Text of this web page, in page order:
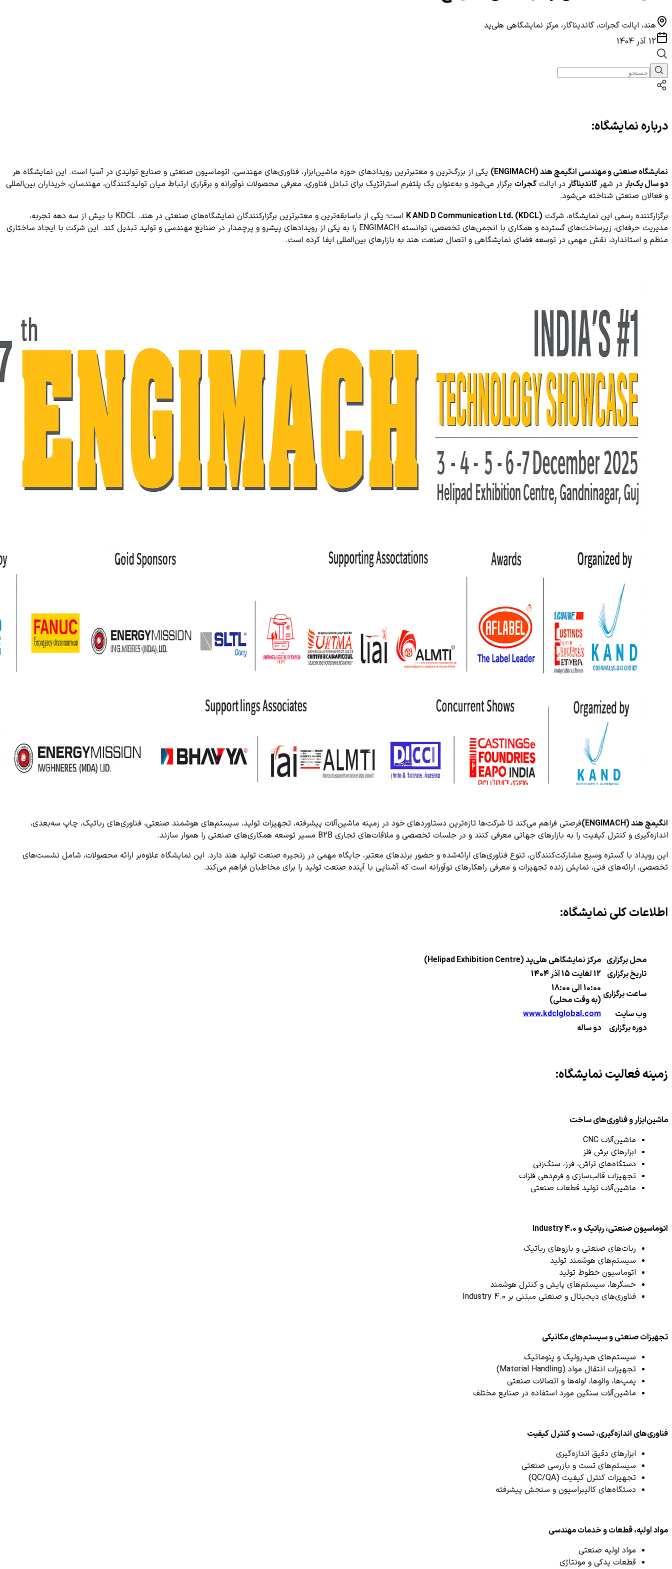
هند، ایالت گجرات، گاندیناگار، مرکز نمایشگاهی هلی‌پد
12 آذر 1404
درباره نمایشگاه:
نمایشگاه صنعتی و مهندسی انگیمچ هند (ENGIMACH)
یکی از بزرگ‌ترین و معتبرترین رویدادهای حوزه ماشین‌ابزار، فناوری‌های مهندسی، اتوماسیون صنعتی و صنایع تولیدی در آسیا است. این نمایشگاه هر
دو سال یک‌بار در شهر گاندیناگار در ایالت گجرات برگزار می‌شود و به‌عنوان یک پلتفرم استراتژیک برای تبادل فناوری، معرفی محصولات نوآورانه و برقراری ارتباط میان تولیدکنندگان، مهندسان، خریداران بین‌المللی
و فعالان صنعتی شناخته می‌شود.
برگزارکننده رسمی این نمایشگاه، شرکت K AND D Communication Ltd. (KDCL)
است؛ یکی از باسابقه‌ترین و معتبرترین برگزارکنندگان نمایشگاه‌های صنعتی در هند. KDCL با بیش از سه دهه تجربه،
مدیریت حرفه‌ای، زیرساخت‌های گسترده و همکاری با انجمن‌های تخصصی، توانسته ENGIMACH را به یکی از رویدادهای پیشرو و پرچمدار در صنایع مهندسی و تولید تبدیل کند. این شرکت با ایجاد ساختاری
منظم و استاندارد، نقش مهمی در توسعه فضای نمایشگاهی و اتصال صنعت هند به بازارهای بین‌المللی ایفا کرده است.
انگیمچ هند (ENGIMACH)
فرصتی فراهم می‌کند تا شرکت‌ها تازه‌ترین دستاوردهای خود در زمینه ماشین‌آلات پیشرفته، تجهیزات تولید، سیستم‌های هوشمند صنعتی، فناوری‌های رباتیک، چاپ سه‌بعدی،
اندازه‌گیری و کنترل کیفیت را به بازارهای جهانی معرفی کنند و در جلسات تخصصی و ملاقات‌های تجاری B2B مسیر توسعه همکاری‌های صنعتی را هموار سازند.
این رویداد با گستره وسیع مشارکت‌کنندگان، تنوع فناوری‌های ارائه‌شده و حضور برندهای معتبر، جایگاه مهمی در زنجیره صنعت تولید هند دارد. این نمایشگاه علاوه‌بر ارائه محصولات، شامل نشست‌های
تخصصی، ارائه‌های فنی، نمایش زنده تجهیزات و معرفی راهکارهای نوآورانه است که آشنایی با آینده صنعت تولید را برای مخاطبان فراهم می‌کند.
اطلاعات کلی نمایشگاه:
محل برگزاری مرکز نمایشگاهی هلی‌پد (Helipad Exhibition Centre)
تاریخ برگزاری 12 لغایت 15 آذر 1404
ساعت برگزاری 10:00 الی 18:00
(به وقت محلی)
وب سایت
www.kdclglobal.com
دوره برگزاری
دو ساله
زمینه‌ فعالیت نمایشگاه:
ماشین‌ابزار و فناوری‌های ساخت
ماشین‌آلات CNC
ابزارهای برش فلز
دستگاه‌های تراش، فرز، سنگ‌زنی
تجهیزات قالب‌سازی و فرم‌دهی فلزات
ماشین‌آلات تولید قطعات صنعتی
اتوماسیون صنعتی، رباتیک و Industry 4.0
ربات‌های صنعتی و بازوهای رباتیک
سیستم‌های هوشمند تولید
اتوماسیون خطوط تولید
حسگرها، سیستم‌های پایش و کنترل هوشمند
فناوری‌های دیجیتال و صنعتی مبتنی بر Industry 4.0
تجهیزات صنعتی و سیستم‌های مکانیکی
سیستم‌های هیدرولیک و پنوماتیک
تجهیزات انتقال مواد (Material Handling)
پمپ‌ها، والوها، لوله‌ها و اتصالات صنعتی
ماشین‌آلات سنگین مورد استفاده در صنایع مختلف
فناوری‌های اندازه‌گیری، تست و کنترل کیفیت
ابزارهای دقیق اندازه‌گیری
سیستم‌های تست و بازرسی صنعتی
تجهیزات کنترل کیفیت (QC/QA)
دستگاه‌های کالیبراسیون و سنجش پیشرفته
مواد اولیه، قطعات و خدمات مهندسی
مواد اولیه صنعتی
قطعات یدکی و مونتاژی